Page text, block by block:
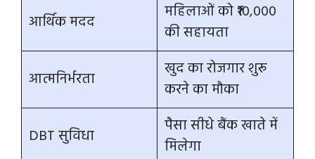
आर्थिक मदद
महिलाओं को ₹10,000
की सहायता
आत्मनिर्भरता
खुद का रोजगार शुरू
करने का मौका
DBT सुविधा
पैसा सीधे बैंक खाते में
मिलेगा